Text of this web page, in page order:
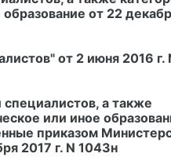
от 22
от 2 июня 2016 г.
а также
или иное
приказом
2017 г. N 1043н